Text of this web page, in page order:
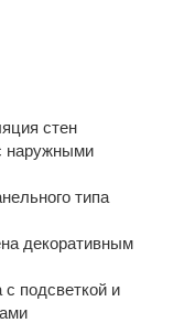
стен
наружными
типа
декоративным
с подсветкой и